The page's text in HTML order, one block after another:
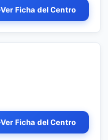
Ver Ficha del Centro
Ver Ficha del Centro